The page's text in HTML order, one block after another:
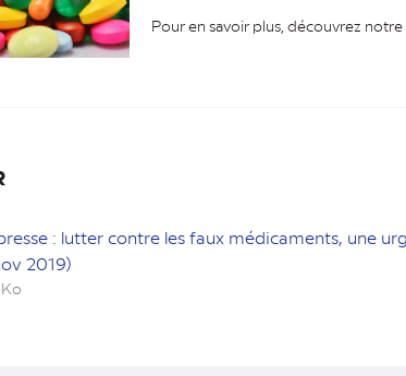
Pour en savoir plus, découvrez notre
: lutter contre les faux médicaments, une
2019)